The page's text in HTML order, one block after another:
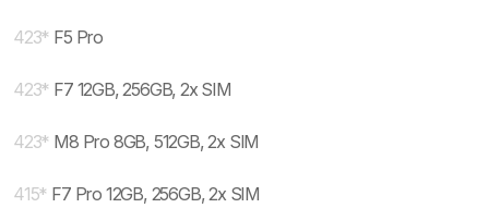
423* F5 Pro
423* F7 12GB, 256GB, 2x SIM
423* M8 Pro 8GB, 512GB, 2x SIM
415* F7 Pro 12GB, 256GB, 2x SIM